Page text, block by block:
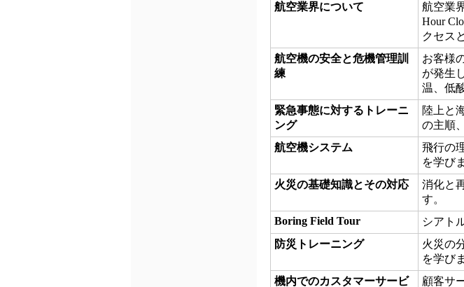
航空業界について
航空業
Hour
クセス
航空機の安全と危機管理訓
練
お客様
が発生
温、低
緊急事態に対するトレーニ
ング
陸上と
の主順
航空機システム
飛行の
を学び
火災の基礎知識とその対応
消化と
す。
Boring Field Tour
シアト
防災トレーニング
火災の
を学び
機内でのカスタマーサービ
顧客サ